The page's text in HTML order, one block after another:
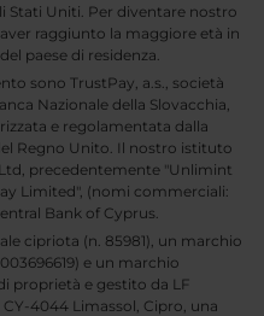
Stati Uniti. Per diventare nostro
raggiunto la maggiore età in
paese di residenza.
sono TrustPay, a.s., società
Nazionale della Slovacchia,
e regolamentata dalla
Regno Unito. Il nostro istituto
precedentemente "Unlimint
Limited", (nomi commerciali:
Bank of Cyprus.
cipriota (n. 85981), un marchio
e un marchio
proprietà e gestito da LF
4044 Limassol, Cipro, una